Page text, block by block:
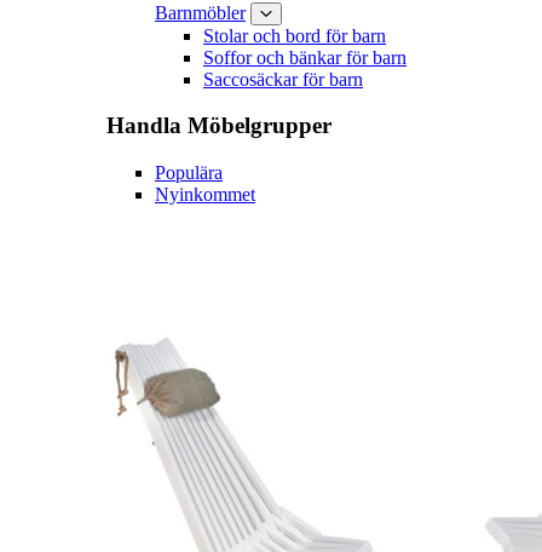
Barnmöbler
Stolar och bord för barn
Soffor och bänkar för barn
Saccosäckar för barn
Handla Möbelgrupper
Populära
Nyinkommet